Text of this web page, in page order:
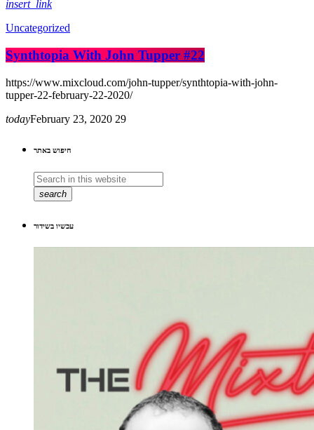
insert_link
Uncategorized
Synthtopia With John Tupper #22
https://www.mixcloud.com/john-tupper/synthtopia-with-john-
tupper-22-february-22-2020/
todayFebruary 23, 2020 29
חיפוש באתר
search
עכשיו בשידור